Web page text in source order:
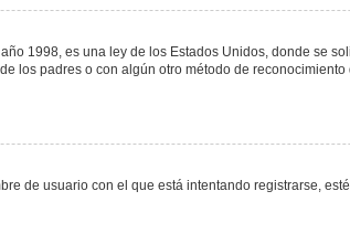
1998, es una ley de los Estados Unidos, donde se
los padres o con algún otro método de
de usuario con el que está intentando registrarse,